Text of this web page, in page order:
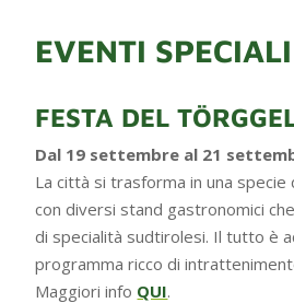
EVENTI SPECIALI
FESTA DEL
Dal 19 settembre al 21
La città si trasforma in una specie
con diversi stand gastronomici
di specialità sudtirolesi. Il tutto è
programma ricco di
Maggiori info QUI.